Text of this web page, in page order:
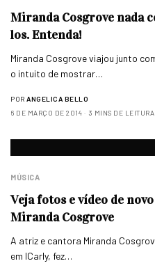
Miranda Cosgrove nada
los. Entenda!
Miranda Cosgrove viajou junto
o intuito de mostrar…
POR ANGELICA BELLO
6 DE MARÇO DE 2014
3 MINS DE LEITURA
MÚSICA
Veja fotos e vídeo de
Miranda Cosgrove
A atriz e cantora Miranda
em ICarly, fez…